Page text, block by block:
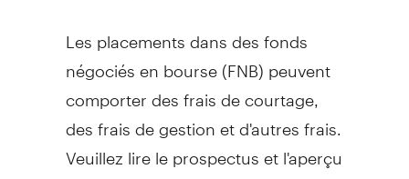
Les placements dans des fonds
négociés en bourse (FNB) peuvent
comporter des frais de courtage,
des frais de gestion et d'autres frais.
Veuillez lire le prospectus et l'aperçu